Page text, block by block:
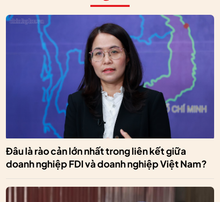
Đâu là rào cản lớn nhất trong liên kết giữa
doanh nghiệp FDI và doanh nghiệp Việt Nam?